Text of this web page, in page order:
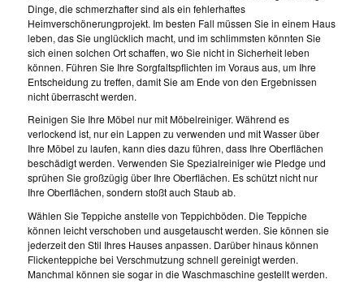
Dinge, die schmerzhafter sind als ein fehlerhaftes
Heimverschönerungprojekt. Im besten Fall müssen Sie in einem Haus
leben, das Sie unglücklich macht, und im schlimmsten könnten Sie
sich einen solchen Ort schaffen, wo Sie nicht in Sicherheit leben
können. Führen Sie Ihre Sorgfaltspflichten im Voraus aus, um Ihre
Entscheidung zu treffen, damit Sie am Ende von den Ergebnissen
nicht überrascht werden.
Reinigen Sie Ihre Möbel nur mit Möbelreiniger. Während es
verlockend ist, nur ein Lappen zu verwenden und mit Wasser über
Ihre Möbel zu laufen, kann dies dazu führen, dass Ihre Oberflächen
beschädigt werden. Verwenden Sie Spezialreiniger wie Pledge und
sprühen Sie großzügig über Ihre Oberflächen. Es schützt nicht nur
Ihre Oberflächen, sondern stoßt auch Staub ab.
Wählen Sie Teppiche anstelle von Teppichböden. Die Teppiche
können leicht verschoben und ausgetauscht werden. Sie können sie
jederzeit den Stil Ihres Hauses anpassen. Darüber hinaus können
Flickenteppiche bei Verschmutzung schnell gereinigt werden.
Manchmal können sie sogar in die Waschmaschine gestellt werden.